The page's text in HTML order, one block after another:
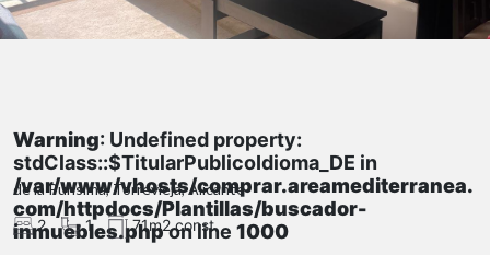
Warning: Undefined property:
stdClass::$TitularPublicoIdioma_DE in
/var/www/vhosts/comprar.areamediterranea.
com/httpdocs/Plantillas/buscador-
inmuebles.phpon line 1000
de la Purísima, Torrevieja, Alicante
2
1 71m2 const.